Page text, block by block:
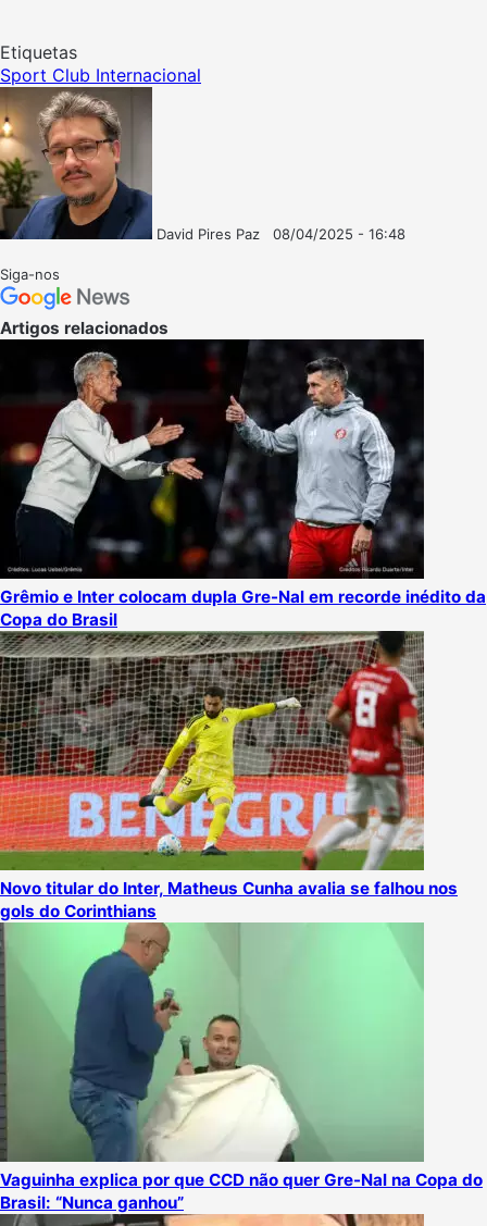
Etiquetas
Sport Club Internacional
David Pires Paz
08/04/2025 - 16:48
Siga-nos
Artigos relacionados
Grêmio e Inter colocam dupla Gre-Nal em recorde inédito da
Copa do Brasil
Novo titular do Inter, Matheus Cunha avalia se falhou nos
gols do Corinthians
Vaguinha explica por que CCD não quer Gre-Nal na Copa do
Brasil: “Nunca ganhou”